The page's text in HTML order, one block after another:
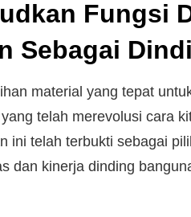
Fungsi
Sebagai
material yang tepat
telah merevolusi cara
ini telah terbukti sebagai
dan kinerja dinding